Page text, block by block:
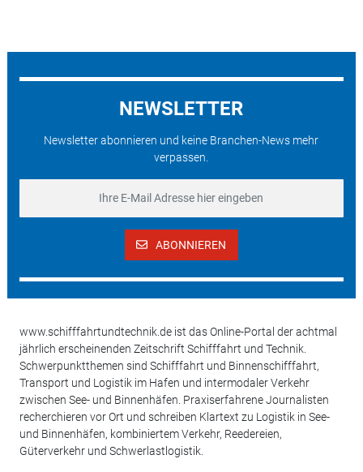
NEWSLETTER
Newsletter abonnieren und keine Branchen-News mehr
verpassen.
ABONNIEREN
www.schifffahrtundtechnik.de ist das Online-Portal der achtmal
jährlich erscheinenden Zeitschrift Schifffahrt und Technik.
Schwerpunktthemen sind Schifffahrt und Binnenschifffahrt,
Transport und Logistik im Hafen und intermodaler Verkehr
zwischen See- und Binnenhäfen. Praxiserfahrene Journalisten
recherchieren vor Ort und schreiben Klartext zu Logistik in See-
und Binnenhäfen, kombiniertem Verkehr, Reedereien,
Güterverkehr und Schwerlastlogistik.